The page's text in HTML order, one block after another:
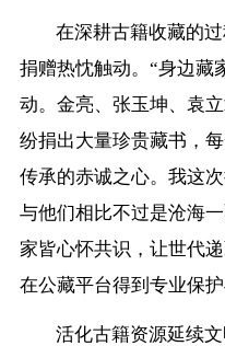
在深耕古籍收藏的
捐赠热忱触动。“身边藏
动。金亮、张玉坤、袁
纷捐出大量珍贵藏书，
传承的赤诚之心。我这
与他们相比不过是沧海
家皆心怀共识，让世代
在公藏平台得到专业保护
活化古籍资源延续